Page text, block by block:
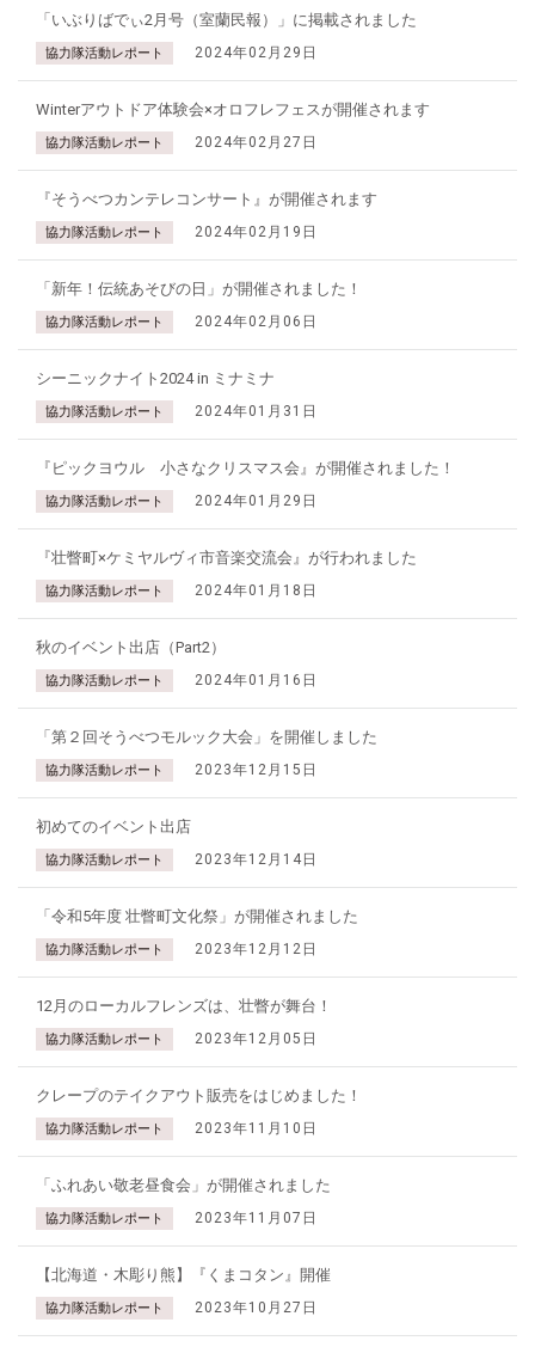
「いぶりばでぃ2月号（室蘭民報）」に掲載されました
協力隊活動レポート 2024年02月29日
Winterアウトドア体験会×オロフレフェスが開催されます
協力隊活動レポート 2024年02月27日
『そうべつカンテレコンサート』が開催されます
協力隊活動レポート 2024年02月19日
「新年！伝統あそびの日」が開催されました！
協力隊活動レポート 2024年02月06日
シーニックナイト2024 in ミナミナ
協力隊活動レポート 2024年01月31日
『ピックヨウル 小さなクリスマス会』が開催されました！
協力隊活動レポート 2024年01月29日
『壮瞥町×ケミヤルヴィ市音楽交流会』が行われました
協力隊活動レポート 2024年01月18日
秋のイベント出店（Part2）
協力隊活動レポート 2024年01月16日
「第２回そうべつモルック大会」を開催しました
協力隊活動レポート 2023年12月15日
初めてのイベント出店
協力隊活動レポート 2023年12月14日
「令和5年度 壮瞥町文化祭」が開催されました
協力隊活動レポート 2023年12月12日
12月のローカルフレンズは、壮瞥が舞台！
協力隊活動レポート 2023年12月05日
クレープのテイクアウト販売をはじめました！
協力隊活動レポート 2023年11月10日
「ふれあい敬老昼食会」が開催されました
協力隊活動レポート 2023年11月07日
【北海道・木彫り熊】『くまコタン』開催
協力隊活動レポート 2023年10月27日